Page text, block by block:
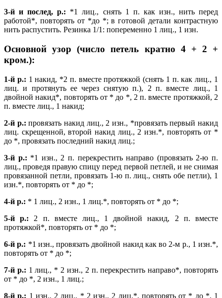
3-й и послед, р.: *1 лиц., снять 1 п. как изн., нить перед
работой*, повторять от *до *; в готовой детали контрастную
нить распустить. Резинка 1/1: попеременно 1 лиц., 1 изн.
Основной узор (число петель кратно 4 + 2 +
кром.):
1-й р.: 1 накид, *2 п. вместе протяжкой (снять 1 п. как лиц., 1
лиц. и протянуть ее через снятую п.), 2 п. вместе лиц., 1
двойной накид*, повторять от * до *, 2 п. вместе протяжкой, 2
п. вместе лиц., 1 накид;
2-й р.: провязать накид лиц., 2 изн., *провязать первый накид
лиц. скрещенной, второй накид лиц., 2 изн.*, повторять от *
до *, провязать последний накид лиц.;
3-й р.: *1 изн., 2 п. перекрестить направо (провязать 2-ю п.
лиц., проведя правую спицу перед первой петлей, и не снимая
провязанной петли, провязать 1-ю п. лиц., снять обе петли), 1
изн.*, повторять от * до *;
4-й р.: * 1 лиц., 2 изн., 1 лиц.*, повторять от * до *;
5-й р.: 2 п. вместе лиц., 1 двойной накид, 2 п. вместе
протяжкой*, повторять от * до *;
6-й р.: *1 изн., провязать двойной накид как во 2-м р., 1 изн.*,
повторять от * до *;
7-й р.: 1 лиц., * 2 изн., 2 п. перекрестить направо*, повторять
от * до *, 2 изн., 1 лиц.;
8-й р.: 1 изн., 2 лиц., * 2 изн., 2 лиц.*, повторять от * до *, 1